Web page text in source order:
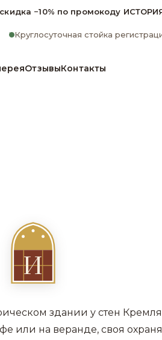
−10% по промокоду
Круглосуточная стойка
ОтзывыКонтакты
И
здании у стен
или на веранде, своя